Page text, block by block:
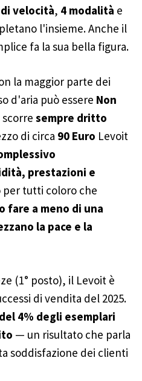
velocità, 4 modalità e
l'insieme. Anche il
fa la sua bella figura.
la maggior parte dei
d'aria può essere Non
scorre sempre dritto
di circa 90 Euro Levoit
prestazioni e
tutti coloro che
fare a meno di una
la pace e la
(1° posto), il Levoit è
di vendita del 2025.
4% degli esemplari
— un risultato che parla
soddisfazione dei clienti